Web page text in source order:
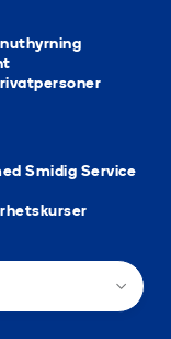
Smidig Service